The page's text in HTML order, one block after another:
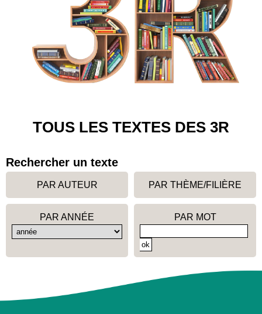
TOUS LES TEXTES DES 3R
Rechercher un texte
PAR AUTEUR PAR THÈME/FILIÈRE
PAR ANNÉE PAR MOT